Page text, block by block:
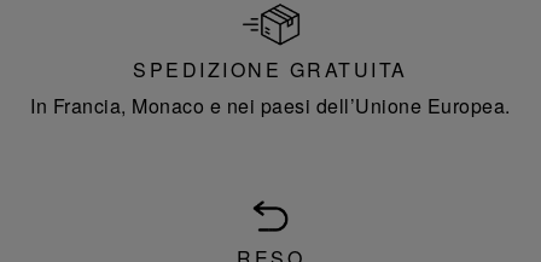
SPEDIZIONE GRATUITA
In Francia, Monaco e nei paesi dell’Unione Europea.